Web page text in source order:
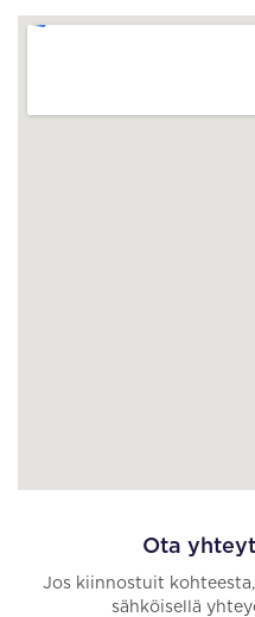
Ota
Jos kiinnostuit
sähköisellä